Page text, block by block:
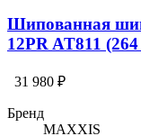
Шипованная
12PR AT811
31 980 ₽
Бренд
MAXXIS